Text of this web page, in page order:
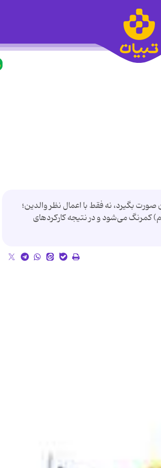
صورت بگیرد، نه فقط با اعمال نظر والدین؛
کمرنگ می‌شود و در نتیجه کارکردهای